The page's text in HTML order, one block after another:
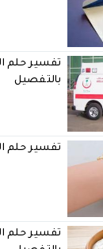
تفسير حلم
بالتفصيل
تفسير حلم
تفسير حلم